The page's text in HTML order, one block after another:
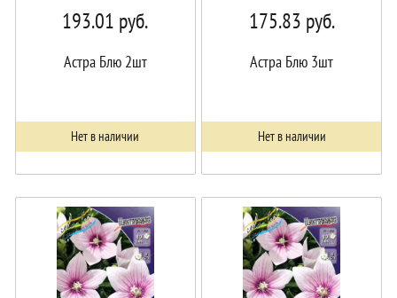
193.01 руб.
Астра Блю 2шт
Нет в наличии
175.83 руб.
Астра Блю 3шт
Нет в наличии